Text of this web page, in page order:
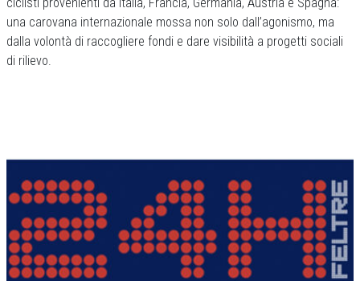
una carovana internazionale mossa non solo dall’agonismo, ma
dalla volontà di raccogliere fondi e dare visibilità a progetti sociali
di rilievo.